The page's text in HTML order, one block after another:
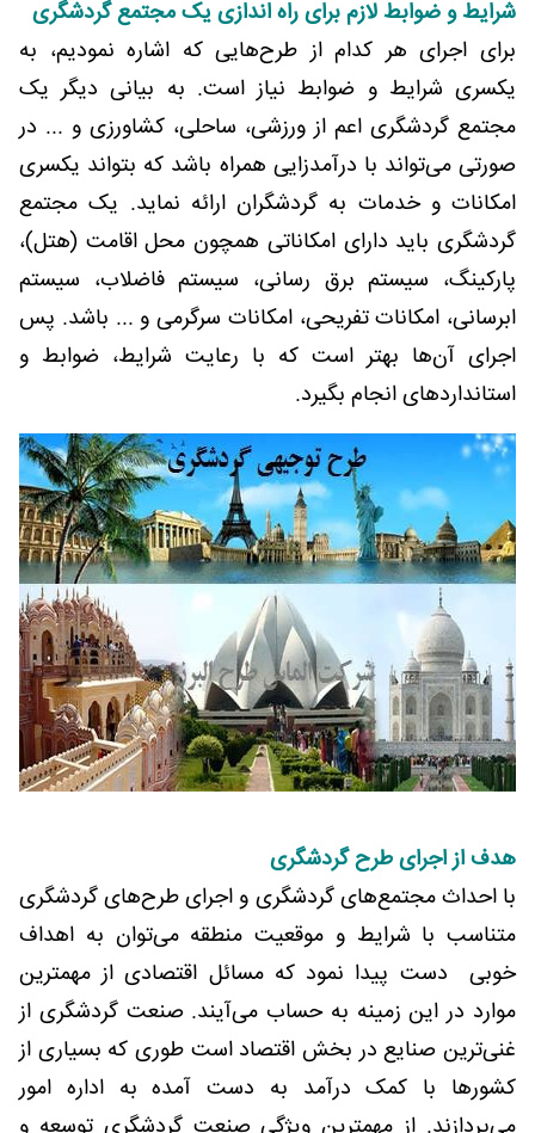
شرایط و ضوابط لازم برای راه اندازی یک مجتمع گردشگری
برای اجرای هر کدام از طرح‌هایی که اشاره نمودیم، به
یکسری شرایط و ضوابط نیاز است. به بیانی دیگر یک
مجتمع گردشگری اعم از ورزشی، ساحلی، کشاورزی و ... در
صورتی می‌تواند با درآمدزایی همراه باشد که بتواند یکسری
امکانات و خدمات به گردشگران ارائه نماید. یک مجتمع
گردشگری باید دارای امکاناتی همچون محل اقامت (هتل)،
پارکینگ، سیستم برق رسانی، سیستم فاضلاب، سیستم
ابرسانی، امکانات تفریحی، امکانات سرگرمی و ... باشد. پس
اجرای آن‌ها بهتر است که با رعایت شرایط، ضوابط و
استانداردهای انجام بگیرد.
هدف از اجرای طرح گردشگری
با احداث مجتمع‌های گردشگری و اجرای طرح‌های گردشگری
متناسب با شرایط و موقعیت منطقه می‌توان به اهداف
خوبی دست پیدا نمود که مسائل اقتصادی از مهمترین
موارد در این زمینه به حساب می‌آیند. صنعت گردشگری از
غنی‌ترین صنایع در بخش اقتصاد است طوری که بسیاری از
کشورها با کمک درآمد به دست آمده به اداره امور